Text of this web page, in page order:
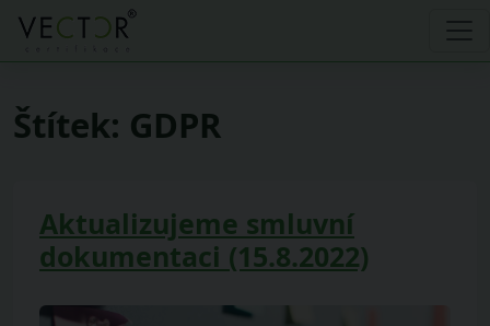
Štítek: GDPR
Aktualizujeme smluvní
dokumentaci (15.8.2022)